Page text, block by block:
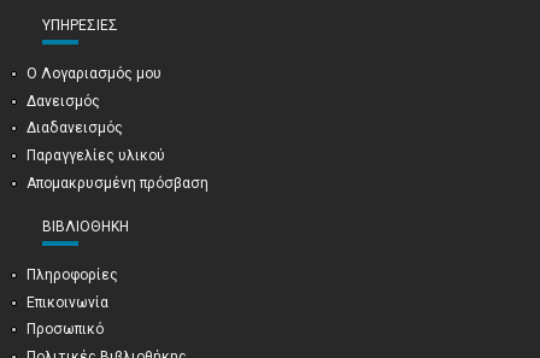
ΥΠΗΡΕΣΊΕΣ
Ο Λογαριασμός μου
Δανεισμός
Διαδανεισμός
Παραγγελίες υλικού
Απομακρυσμένη πρόσβαση
ΒΙΒΛΙΟΘΉΚΗ
Πληροφορίες
Επικοινωνία
Προσωπικό